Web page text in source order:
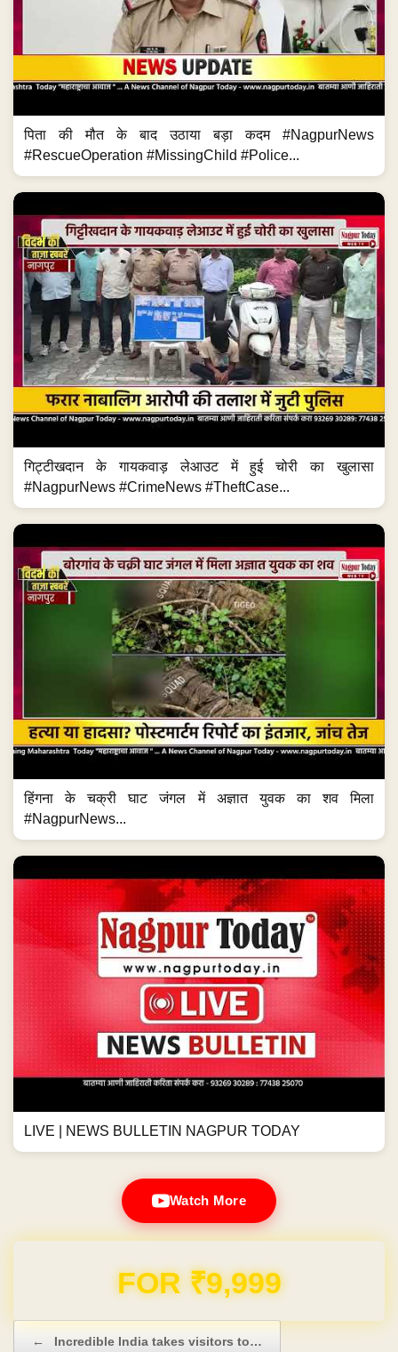
पिता की मौत के बाद उठाया बड़ा कदम #NagpurNews
#RescueOperation #MissingChild #Police...
गिट्टीखदान के गायकवाड़ लेआउट में हुई चोरी का खुलासा
#NagpurNews #CrimeNews #TheftCase...
हिंगना के चक्री घाट जंगल में अज्ञात युवक का शव मिला
#NagpurNews...
LIVE | NEWS BULLETIN NAGPUR TODAY
Watch More
Domain & Hosting FREE for 1 Year
← Incredible India takes visitors to…